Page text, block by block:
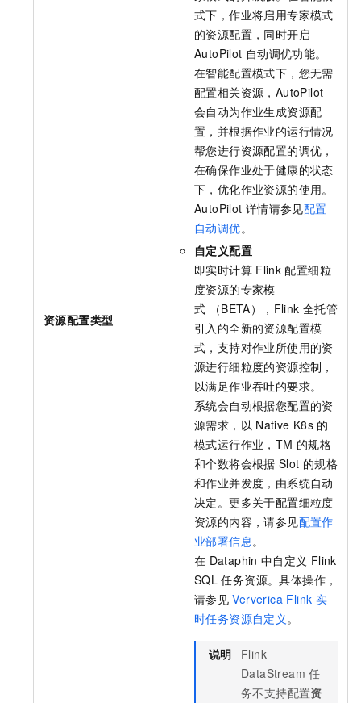
资源配置类型
式下，作业将启用专家模式
的资源配置，同时开启
AutoPilot 自动调优功能。
在智能配置模式下，您无需
配置相关资源，AutoPilot
会自动为作业生成资源配
置，并根据作业的运行情况
帮您进行资源配置的调优，
在确保作业处于健康的状态
下，优化作业资源的使用。
AutoPilot 详情请参见配置
自动调优。
自定义配置
即实时计算 Flink 配置细粒
度资源的专家模
式 （BETA），Flink 全托管
引入的全新的资源配置模
式，支持对作业所使用的资
源进行细粒度的资源控制，
以满足作业吞吐的要求。
系统会自动根据您配置的资
源需求，以 Native K8s 的
模式运行作业，TM 的规格
和个数将会根据 Slot 的规格
和作业并发度，由系统自动
决定。更多关于配置细粒度
资源的内容，请参见配置作
业部署信息。
在 Dataphin 中自定义 Flink
SQL 任务资源。具体操作，
请参见 Ververica Flink 实
时任务资源自定义。
说明
Flink
DataStream 任
务不支持配置资